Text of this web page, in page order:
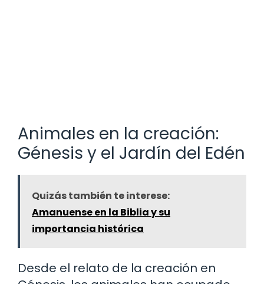
Animales en la creación:
Génesis y el Jardín del Edén
Quizás también te interese:
Amanuense en la Biblia y su
importancia histórica
Desde el relato de la creación en